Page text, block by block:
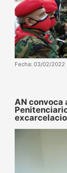
Fecha: 03/02/2022
AN convoca